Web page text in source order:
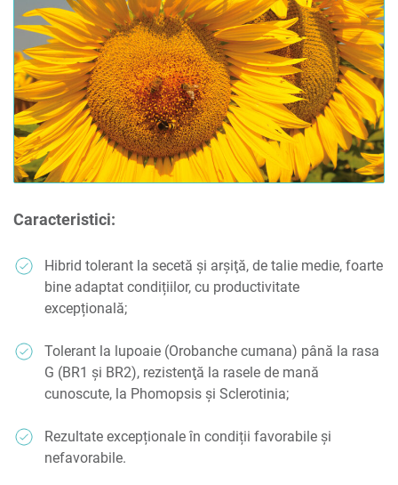
Caracteristici:
Hibrid tolerant la secetă și arșiţă, de talie medie, foarte
bine adaptat condițiilor, cu productivitate
excepțională;
Tolerant la lupoaie (Orobanche cumana) până la rasa
G (BR1 și BR2), rezistenţă la rasele de mană
cunoscute, la Phomopsis și Sclerotinia;
Rezultate excepționale în condiții favorabile și
nefavorabile.